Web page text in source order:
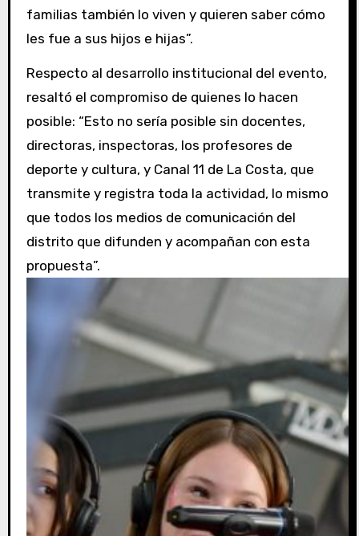
familias también lo viven y quieren saber cómo
les fue a sus hijos e hijas”.
Respecto al desarrollo institucional del evento,
resaltó el compromiso de quienes lo hacen
posible: “Esto no sería posible sin docentes,
directoras, inspectoras, los profesores de
deporte y cultura, y Canal 11 de La Costa, que
transmite y registra toda la actividad, lo mismo
que todos los medios de comunicación del
distrito que difunden y acompañan con esta
propuesta”.